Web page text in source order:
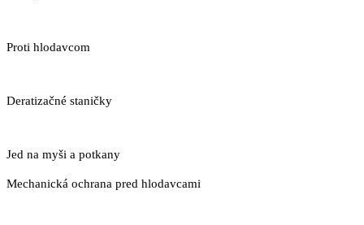
Proti hlodavcom
Deratizačné staničky
Jed na myši a potkany
Mechanická ochrana pred hlodavcami